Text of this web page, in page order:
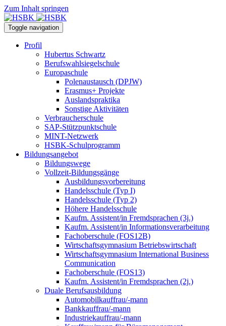
Zum Inhalt springen
Toggle navigation
Profil
Hubertus Schwartz
Berufswahlsiegelschule
Europaschule
Polenaustausch (DPJW)
Erasmus+ Projekte
Auslandspraktika
Sonstige Aktivitäten
Verbraucherschule
SAP-Stützpunktschule
MINT-Netzwerk
HSBK-Schulprogramm
Bildungsangebot
Bildungswege
Vollzeit-Bildungsgänge
Ausbildungsvorbereitung
Handelsschule (Typ I)
Handelsschule (Typ 2)
Höhere Handelsschule
Kaufm. Assistent/in­ Fremdsprachen (3j.)
Kaufm. Assistent/in Informationsverarbeitung
Fachoberschule (FOS12B)
Wirtschaftsgymnasium Betriebswirtschaft
Wirtschaftsgymnasium International Business
Communication
Fachoberschule (FOS13)
Kaufm. Assistent/in Fremdsprachen (2j.)
Duale Berufsausbildung
Automobilkauffrau/-mann
Bankkauffrau/-mann
Industriekauffrau/-mann